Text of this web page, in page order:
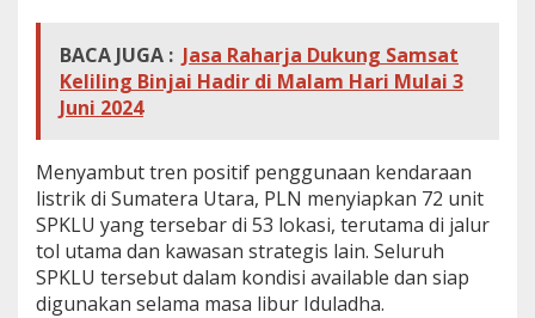
BACA JUGA : Jasa Raharja Dukung Samsat
Keliling Binjai Hadir di Malam Hari Mulai 3
Juni 2024
Menyambut tren positif penggunaan kendaraan
listrik di Sumatera Utara, PLN menyiapkan 72 unit
SPKLU yang tersebar di 53 lokasi, terutama di jalur
tol utama dan kawasan strategis lain. Seluruh
SPKLU tersebut dalam kondisi available dan siap
digunakan selama masa libur Iduladha.